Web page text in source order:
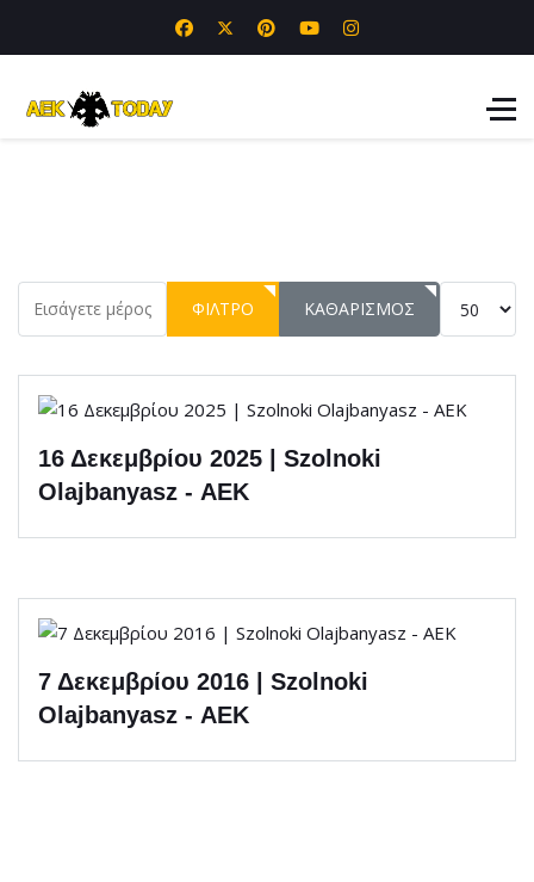
Εισάγετε μέρος του τίτλου.
ΦΊΛΤΡΟ ΚΑΘΑΡΙΣΜΌΣ
16 Δεκεμβρίου 2025 | Szolnoki
Olajbanyasz - ΑΕΚ
7 Δεκεμβρίου 2016 | Szolnoki
Olajbanyasz - ΑΕΚ